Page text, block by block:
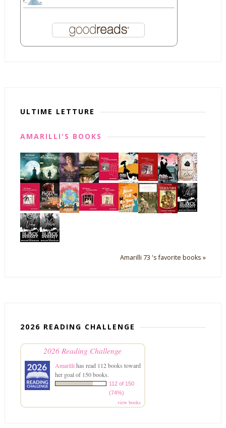
ULTIME LETTURE
AMARILLI'S BOOKS
Amarilli 73 's favorite books »
2026 READING CHALLENGE
2026 Reading Challenge
Amarillihas read 112 books toward
her goal of 150 books.
112 of 150
(74%)
view books